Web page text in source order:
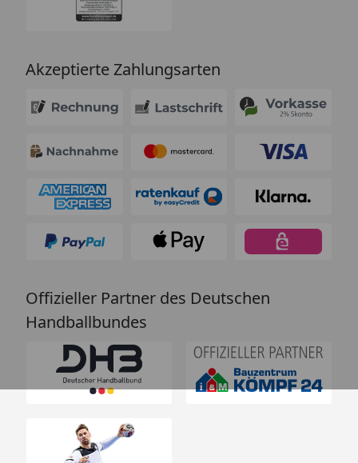
Akzeptierte Zahlungsarten
Offizieller Partner des Deutschen
Handballbundes